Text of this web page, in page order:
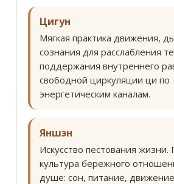
Цигун
Мягкая практика движения,
сознания для расслабления
поддержания внутреннего
свободной циркуляции ци по
энергетическим каналам.
Яншэн
Искусство пестования
культура бережного
душе: сон, питание,